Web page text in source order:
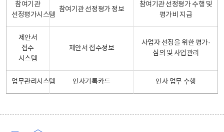
참여기관
선정평가시스템
참여기관 선정평가 정보
참여기관 선정평가 수행 및
평가비 지급
제안서
접수
시스템
제안서 접수정보
사업자 선정을 위한 평가·
심의 및 사업관리
업무관리시스템 인사기록카드 인사 업무 수행